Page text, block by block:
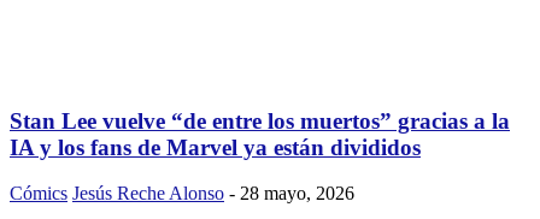
Stan Lee vuelve “de entre los muertos” gracias a la
IA y los fans de Marvel ya están divididos
Cómics Jesús Reche Alonso - 28 mayo, 2026